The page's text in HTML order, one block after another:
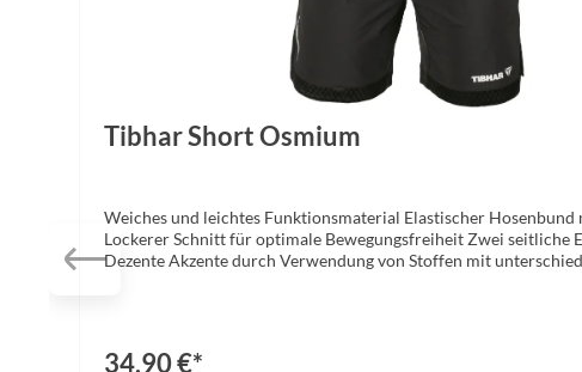
Tibhar Short Osmium
Weiches und leichtes Funktionsmaterial Elastischer
Lockerer Schnitt für optimale Bewegungsfreiheit Zwei seitliche
Dezente Akzente durch Verwendung von Stoffen mit
34,90 €*